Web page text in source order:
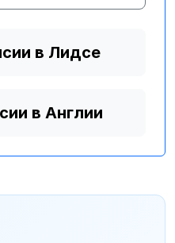
в Лидсе
в Англии